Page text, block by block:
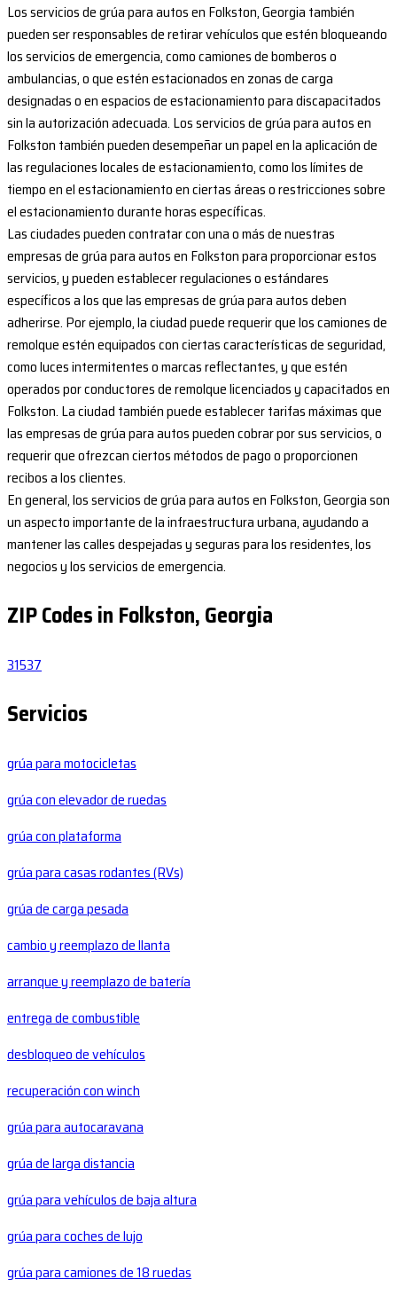
Los servicios de grúa para autos en Folkston, Georgia también
pueden ser responsables de retirar vehículos que estén bloqueando
los servicios de emergencia, como camiones de bomberos o
ambulancias, o que estén estacionados en zonas de carga
designadas o en espacios de estacionamiento para discapacitados
sin la autorización adecuada. Los servicios de grúa para autos en
Folkston también pueden desempeñar un papel en la aplicación de
las regulaciones locales de estacionamiento, como los límites de
tiempo en el estacionamiento en ciertas áreas o restricciones sobre
el estacionamiento durante horas específicas.
Las ciudades pueden contratar con una o más de nuestras
empresas de grúa para autos en Folkston para proporcionar estos
servicios, y pueden establecer regulaciones o estándares
específicos a los que las empresas de grúa para autos deben
adherirse. Por ejemplo, la ciudad puede requerir que los camiones de
remolque estén equipados con ciertas características de seguridad,
como luces intermitentes o marcas reflectantes, y que estén
operados por conductores de remolque licenciados y capacitados en
Folkston. La ciudad también puede establecer tarifas máximas que
las empresas de grúa para autos pueden cobrar por sus servicios, o
requerir que ofrezcan ciertos métodos de pago o proporcionen
recibos a los clientes.
En general, los servicios de grúa para autos en Folkston, Georgia son
un aspecto importante de la infraestructura urbana, ayudando a
mantener las calles despejadas y seguras para los residentes, los
negocios y los servicios de emergencia.
ZIP Codes in Folkston, Georgia
31537
Servicios
grúa para motocicletas
grúa con elevador de ruedas
grúa con plataforma
grúa para casas rodantes (RVs)
grúa de carga pesada
cambio y reemplazo de llanta
arranque y reemplazo de batería
entrega de combustible
desbloqueo de vehículos
recuperación con winch
grúa para autocaravana
grúa de larga distancia
grúa para vehículos de baja altura
grúa para coches de lujo
grúa para camiones de 18 ruedas